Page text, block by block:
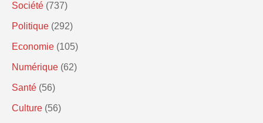
Société (737)
Politique (292)
Economie (105)
Numérique (62)
Santé (56)
Culture (56)